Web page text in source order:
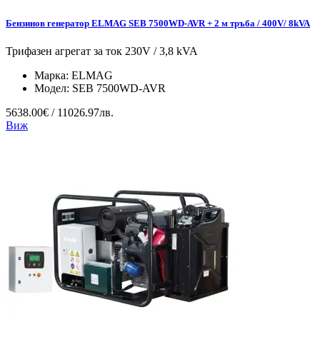
Бензинов генератор ELMAG SEB 7500WD-AVR + 2 м тръба / 400V/ 8kVA
Трифазен агрегат за ток 230V / 3,8 kVA
Марка: ELMAG
Модел: SEB 7500WD-AVR
5638.00€ / 11026.97лв.
Виж